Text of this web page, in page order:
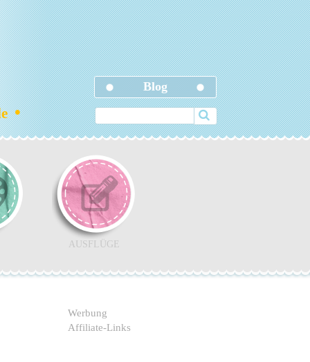
Blog
•
AUSFLÜGE
Werbung
Affiliate-Links